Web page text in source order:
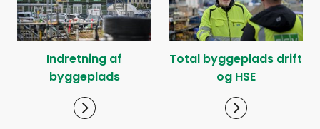
Indretning af
byggeplads
Total byggeplads drift
og HSE